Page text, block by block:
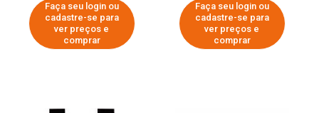
Faça seu login ou
cadastre-se para
ver preços e
comprar
Faça seu login ou
cadastre-se para
ver preços e
comprar